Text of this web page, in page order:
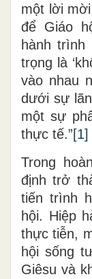
một lời
để Giáo
hành trình
trọng là
vào nhau
dưới sự
một sự
thực tế.”[1]
Trong
định trở
tiến trình
hội. Hiệp
thực tiễn,
hội sống
Giêsu và